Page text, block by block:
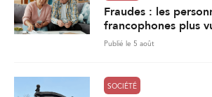
Fraudes : les
francophones plus
Publié le 5 août
SOCIÉTÉ